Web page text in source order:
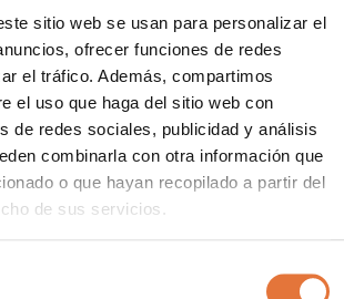
sitio web se usan para personalizar el
ofrecer funciones de redes
el tráfico. Además, compartimos
el uso que haga del sitio web con
de redes sociales, publicidad y análisis
combinarla con otra información que
o que hayan recopilado a partir del
de sus servicios.
ou des subventions aux
en œuvre des mesures
ce qui peut contribuer à
l’investissement initial.
de
du rapport